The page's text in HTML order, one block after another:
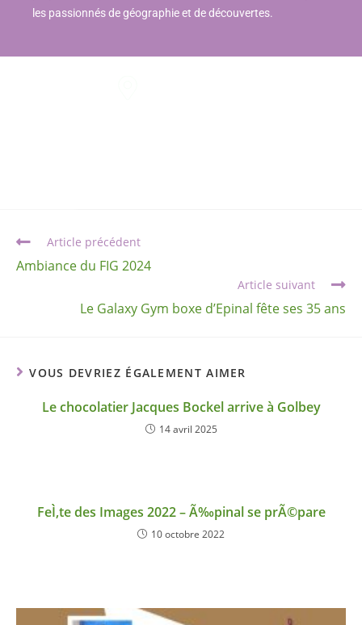
les passionnés de géographie et de découvertes.
Article précédent
Ambiance du FIG 2024
Article suivant
Le Galaxy Gym boxe d’Epinal fête ses 35 ans
VOUS DEVRIEZ ÉGALEMENT AIMER
Le chocolatier Jacques Bockel arrive à Golbey
14 avril 2025
FeÌ‚te des Images 2022 – Ã‰pinal se prÃ©pare
10 octobre 2022